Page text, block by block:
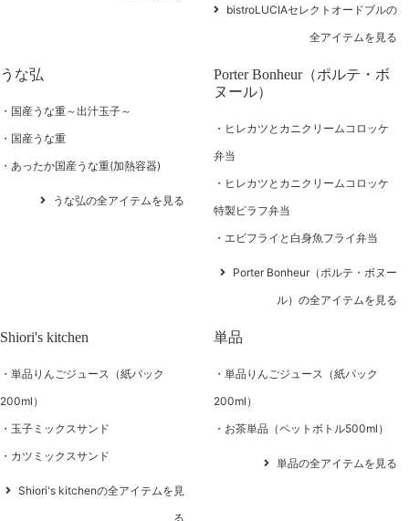
bistroLUCIAセレクトオードブルの
全アイテムを見る
うな弘
国産うな重～出汁玉子～
国産うな重
あったか国産うな重(加熱容器)
うな弘の全アイテムを見る
Porter Bonheur（ポルテ・ボ
ヌール）
ヒレカツとカニクリームコロッケ
弁当
ヒレカツとカニクリームコロッケ
特製ピラフ弁当
エビフライと白身魚フライ弁当
Porter Bonheur（ポルテ・ボヌー
ル）の全アイテムを見る
Shiori's kitchen
単品りんごジュース（紙パック
200ml）
玉子ミックスサンド
カツミックスサンド
Shiori's kitchenの全アイテムを見
る
単品
単品りんごジュース（紙パック
200ml）
お茶単品（ペットボトル500ml）
単品の全アイテムを見る